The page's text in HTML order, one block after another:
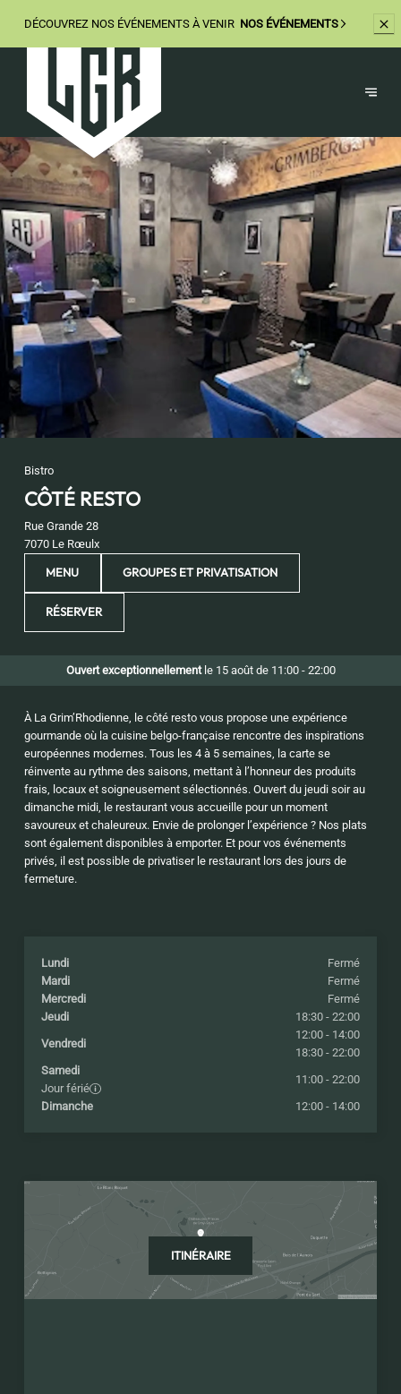
DÉCOUVREZ NOS ÉVÉNEMENTS À VENIR NOS ÉVÉNEMENTS
Bistro
CÔTÉ RESTO
Rue Grande 28
7070 Le Rœulx
MENU GROUPES ET PRIVATISATION
RÉSERVER
Ouvert exceptionnellementle 15 août de 11:00 - 22:00
À La Grim’Rhodienne, le côté resto vous propose une expérience
gourmande où la cuisine belgo-française rencontre des inspirations
européennes modernes. Tous les 4 à 5 semaines, la carte se
réinvente au rythme des saisons, mettant à l’honneur des produits
frais, locaux et soigneusement sélectionnés. Ouvert du jeudi soir au
dimanche midi, le restaurant vous accueille pour un moment
savoureux et chaleureux. Envie de prolonger l’expérience ? Nos plats
sont également disponibles à emporter. Et pour vos événements
privés, il est possible de privatiser le restaurant lors des jours de
fermeture.
Lundi
Fermé
Mardi
Fermé
Mercredi
Fermé
Jeudi
18:30 - 22:00
Vendredi
12:00 - 14:00
18:30 - 22:00
Samedi
Jour férié
11:00 - 22:00
Dimanche
12:00 - 14:00
ITINÉRAIRE